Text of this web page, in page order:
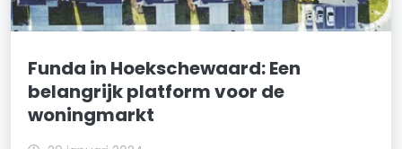
Funda in Hoekschewaard: Een
belangrijk platform voor de
woningmarkt